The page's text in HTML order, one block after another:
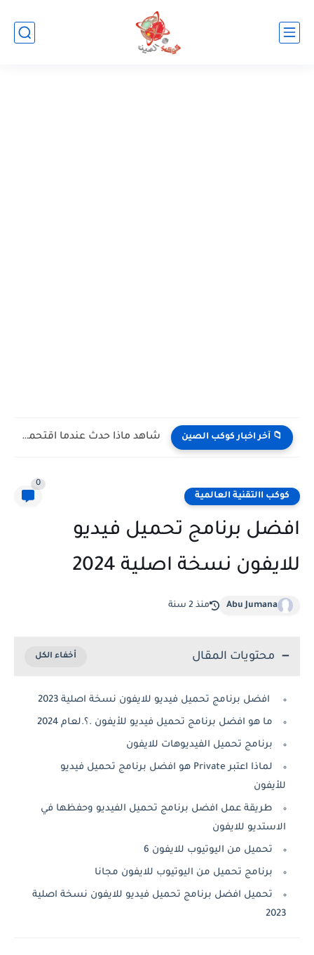
📁 آخر اخبار كوكب الصين شاهد كيف يتغلب النمس على الكوبرا في مواجهة تعتمد على...
كوكب االتقنية العالمية
0
افضل برنامج تحميل فيديو
للايفون نسخة اصلية 2024
Abu Jumana منذ 2 سنة
محتويات المقال
افضل برنامج تحميل فيديو للايفون نسخة اصلية 2023
ما هو افضل برنامج تحميل فيديو للأيفون .؟.لعام 2024
برنامج تحميل الفيديوهات للايفون
لماذا اعتبر Private هو افضل برنامج تحميل فيديو
للأيفون
طريقة عمل افضل برنامج تحميل الفيديو وحفظها في
الاستديو للايفون
تحميل من اليوتيوب للايفون 6
برنامج تحميل من اليوتيوب للايفون مجانا
تحميل افضل برنامج تحميل فيديو للايفون نسخة اصلية
2023